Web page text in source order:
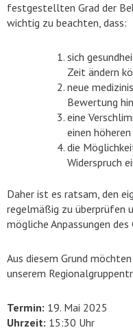
festgestellten Grad der
wichtig zu beachten, dass:
sich
Zeit ändern
neue
Bewertung
eine
einen
die
Widerspruch
Daher ist es ratsam, den
regelmäßig zu überprüfen
mögliche Anpassungen
Aus diesem Grund
unserem
Termin: 19. Mai 2025
Uhrzeit: 15:30 Uhr